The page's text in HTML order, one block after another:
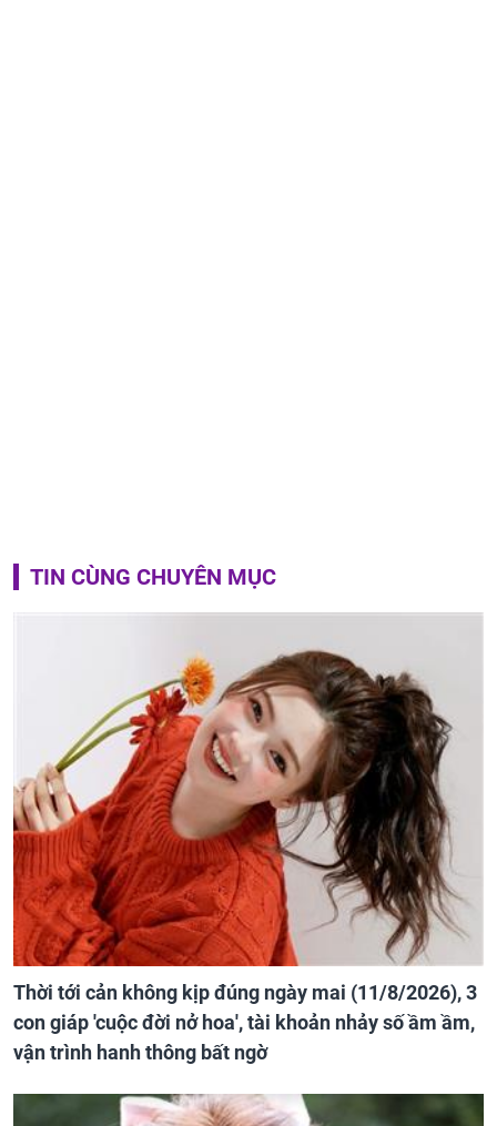
TIN CÙNG CHUYÊN MỤC
Thời tới cản không kịp đúng ngày mai (11/8/2026), 3
con giáp 'cuộc đời nở hoa', tài khoản nhảy số ầm ầm,
vận trình hanh thông bất ngờ